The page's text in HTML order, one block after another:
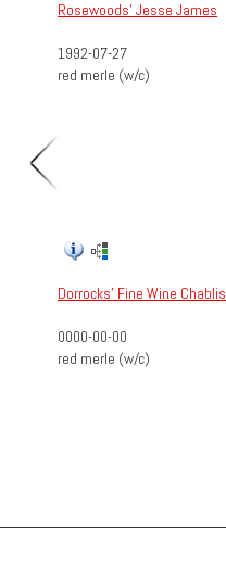
Rosewoods' Jesse James
1992-07-27
red merle (w/c)
Dorrocks' Fine Wine Chablis
0000-00-00
red merle (w/c)